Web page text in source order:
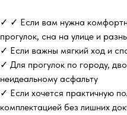
✓ ✓ Если вам нужна
прогулок, сна на улице и
✓ Если важны мягкий ход и
✓ Для прогулок по городу,
неидеальному асфальту
✓ Если хочется практичную
комплектацией без лишних